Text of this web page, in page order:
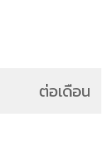
ต่อเดือน